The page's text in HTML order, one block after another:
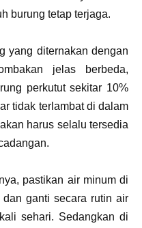
burung tetap terjaga.
yang diternakan dengan
jelas berbeda,
perkutut sekitar 10%
tidak terlambat di dalam
harus selalu tersedia
pastikan air minum di
ganti secara rutin air
sehari. Sedangkan di